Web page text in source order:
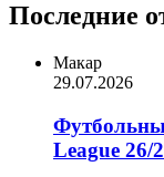
Последние
Макар
29.07.2026
League 26/